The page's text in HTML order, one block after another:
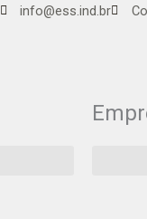
info@ess.ind.br